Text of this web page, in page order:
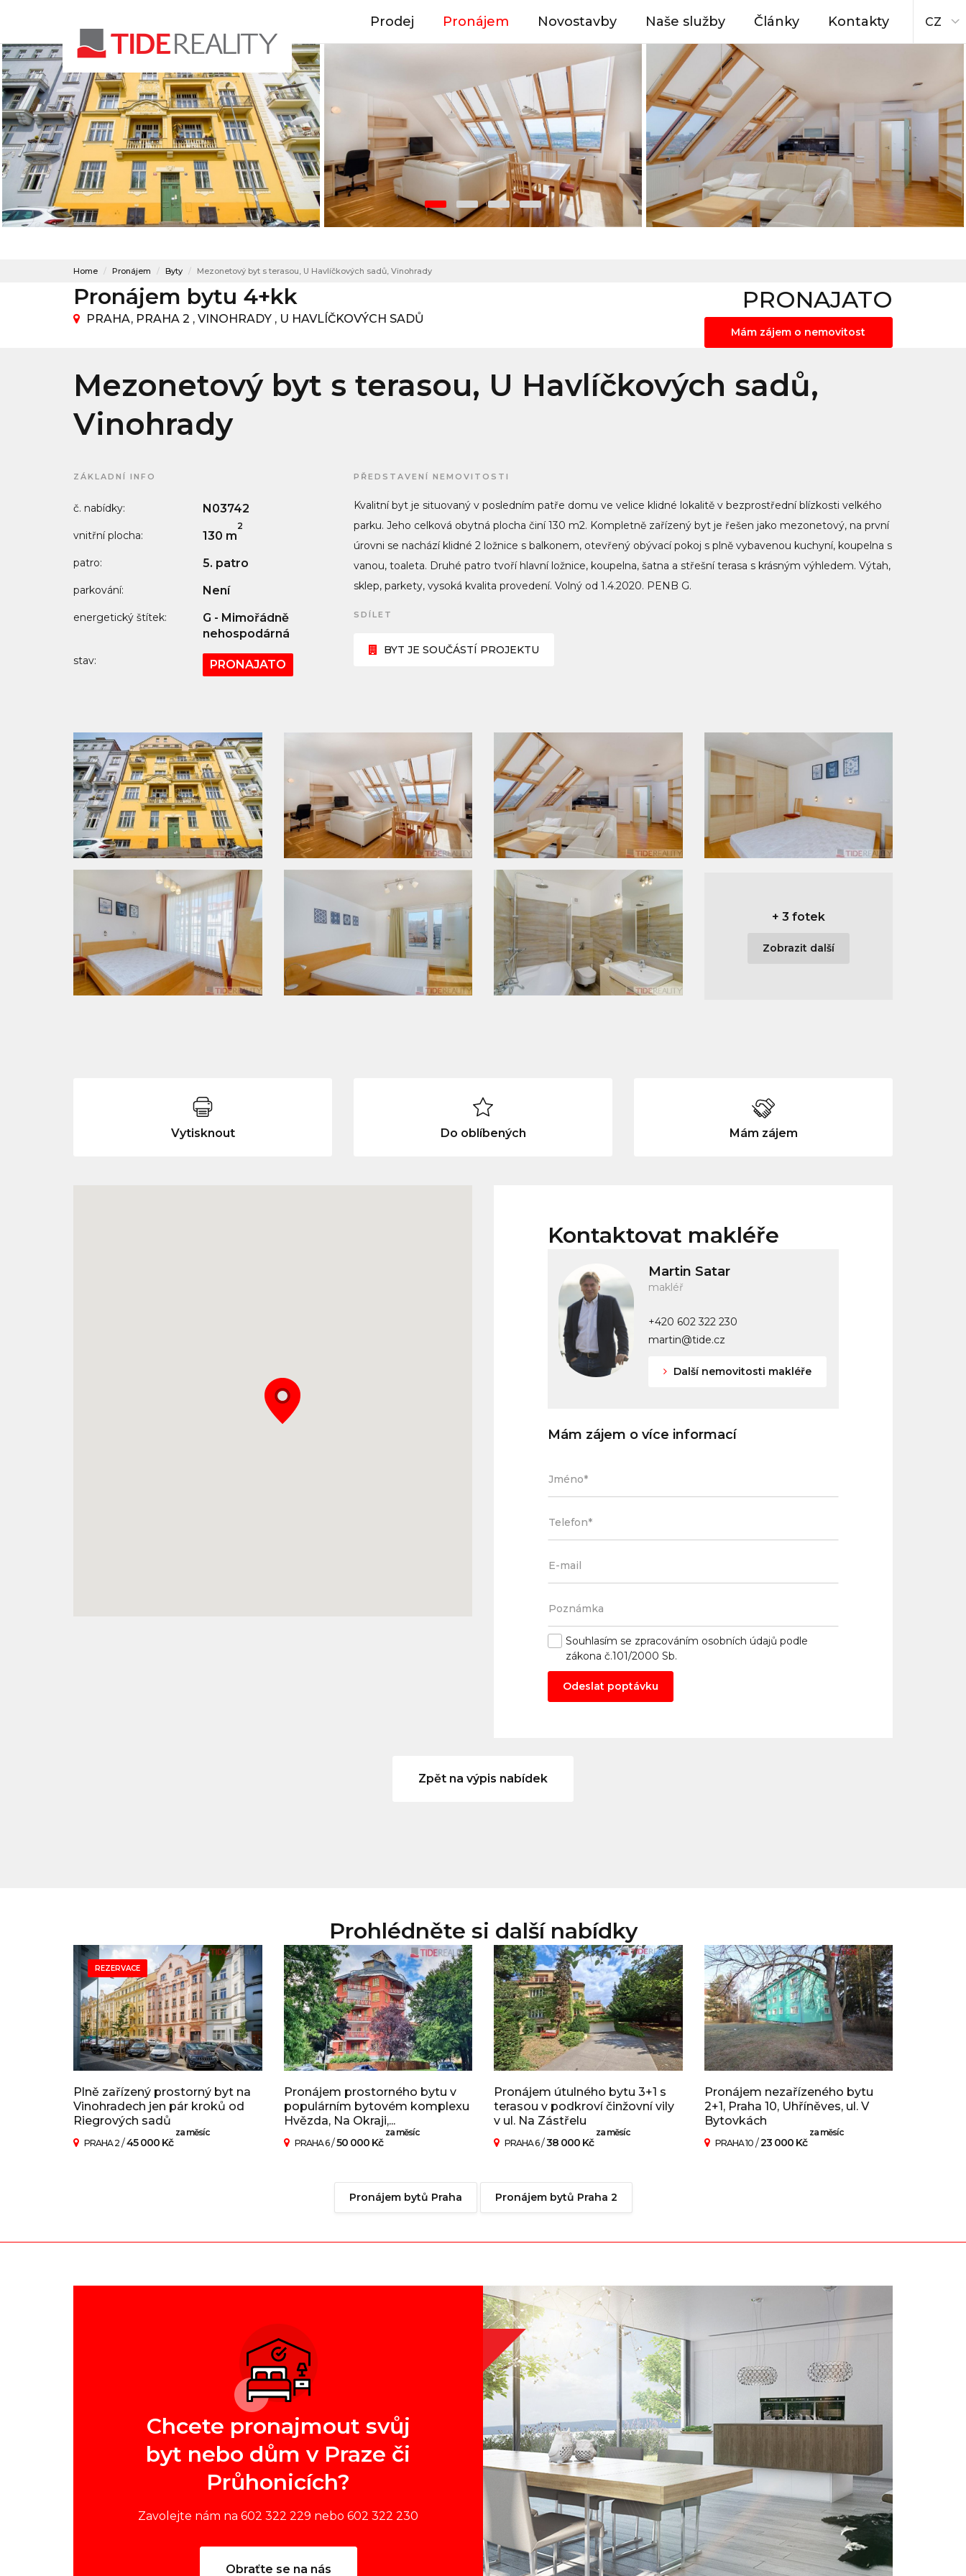
Prodej Pronájem Novostavby Naše služby Články Kontakty CZ
Home Pronájem Byty Mezonetový byt s terasou, U Havlíčkových sadů, Vinohrady
Pronájem bytu 4+kk
PRAHA, PRAHA 2 , VINOHRADY , U HAVLÍČKOVÝCH SADŮ
PRONAJATO
Mám zájem o nemovitost
Mezonetový byt s terasou, U Havlíčkových sadů,
Vinohrady
ZÁKLADNÍ INFO
č. nabídky: N03742
vnitřní plocha: 130 m
2
patro: 5. patro
parkování: Není
energetický štítek:
G - Mimořádně
nehospodárná
stav: PRONAJATO
PŘEDSTAVENÍ NEMOVITOSTI
Kvalitní byt je situovaný v posledním patře domu ve velice klidné lokalitě v bezprostřední blízkosti velkého
parku. Jeho celková obytná plocha činí 130 m2. Kompletně zařízený byt je řešen jako mezonetový, na první
úrovni se nachází klidné 2 ložnice s balkonem, otevřený obývací pokoj s plně vybavenou kuchyní, koupelna s
vanou, toaleta. Druhé patro tvoří hlavní ložnice, koupelna, šatna a střešní terasa s krásným výhledem. Výtah,
sklep, parkety, vysoká kvalita provedení. Volný od 1.4.2020. PENB G.
SDÍLET
BYT JE SOUČÁSTÍ PROJEKTU
+ 3 fotek
Zobrazit další
Vytisknout Do oblíbených Mám zájem
Kontaktovat makléře
Martin Satar
makléř
+420 602 322 230
martin@tide.cz
Další nemovitosti makléře
Mám zájem o více informací
Souhlasím se zpracováním osobních údajů podle
zákona č.101/2000 Sb.
Odeslat poptávku
Zpět na výpis nabídek
Prohlédněte si další nabídky
REZERVACE
Plně zařízený prostorný byt na
Vinohradech jen pár kroků od
Riegrových sadů
PRAHA 2 /45 000 Kč
za měsíc
Pronájem prostorného bytu v
populárním bytovém komplexu
Hvězda, Na Okraji,...
PRAHA 6/50 000 Kč
za měsíc
Pronájem útulného bytu 3+1 s
terasou v podkroví činžovní vily
v ul. Na Zástřelu
PRAHA 6/38 000 Kč
za měsíc
Pronájem nezařízeného bytu
2+1, Praha 10, Uhříněves, ul. V
Bytovkách
PRAHA 10/23 000 Kč
za měsíc
Pronájem bytů Praha Pronájem bytů Praha 2
Chcete pronajmout svůj
byt nebo dům v Praze či
Průhonicích?
Zavolejte nám na 602 322 229 nebo 602 322 230
Obraťte se na nás